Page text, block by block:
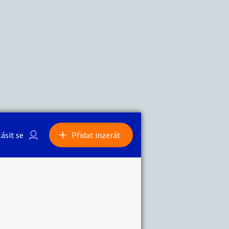
se Přidat inzerát
Sběratelství
0/1000